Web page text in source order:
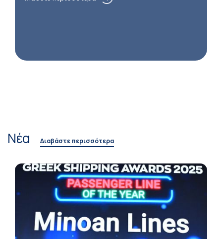
Νέα Διαβάστε περισσότερα